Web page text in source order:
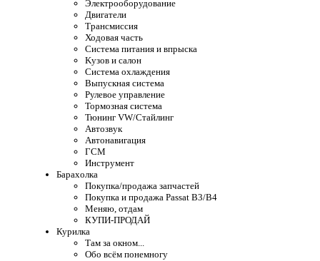
Электрооборудование
Двигатели
Трансмиссия
Ходовая часть
Система питания и впрыска
Kузов и салон
Система охлаждения
Выпускная система
Рулевое управление
Тормозная система
Тюнинг VW/Стайлинг
Автозвук
Автонавигация
ГСМ
Инструмент
Барахолка
Покупка/продажа запчастей
Покупка и продажа Passat B3/B4
Меняю, отдам
КУПИ-ПРОДАЙ
Курилка
Там за окном...
Обо всём понемногу